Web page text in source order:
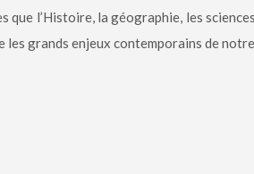
l’Histoire, la géographie, les
grands enjeux contemporains de